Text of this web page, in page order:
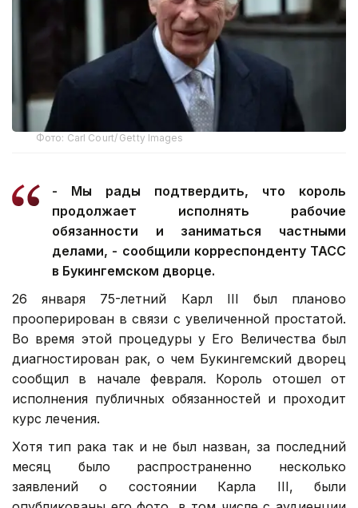
Фото: Carl Court/ Getty Images
- Мы рады подтвердить, что король
продолжает исполнять рабочие
обязанности и заниматься частными
делами, - сообщили корреспонденту ТАСС
в Букингемском дворце.
26 января 75-летний Карл III был планово
прооперирован в связи с увеличенной простатой.
Во время этой процедуры у Его Величества был
диагностирован рак, о чем Букингемский дворец
сообщил в начале февраля. Король отошел от
исполнения публичных обязанностей и проходит
курс лечения.
Хотя тип рака так и не был назван, за последний
месяц было распространенно несколько
заявлений о состоянии Карла III, были